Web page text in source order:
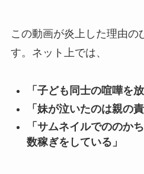
この動画が炎上した理由の
す。ネット上では、
「子ども同士の喧嘩を
「妹が泣いたのは親の責
「サムネイルでののか
数稼ぎをしている」